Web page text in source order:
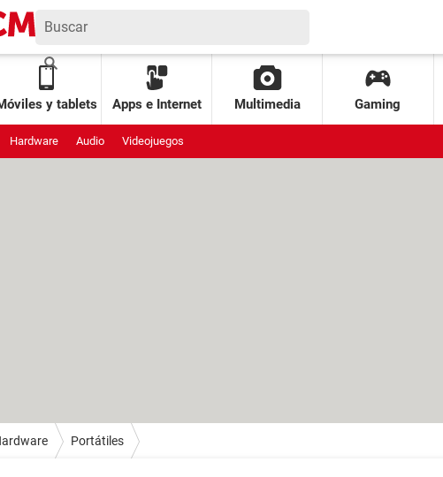
y tablets Apps e Internet Multimedia Gaming
Hardware Audio Videojuegos
Portátiles